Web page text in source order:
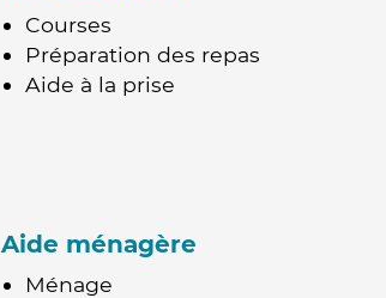
Courses
Préparation des repas
Aide à la prise
Aide ménagère
Ménage